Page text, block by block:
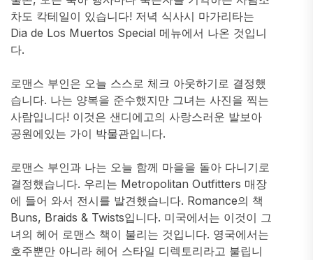
차도 칵테일이 있습니다! 저녁 식사시 마가리타는
Dia de Los Muertos Special 메뉴에서 나온 것입니
다.
로맨스 부인은 오늘 스스로 체크 아웃하기로 결정했
습니다. 나는 양복을 준수했지만 그녀는 사진을 찍는
사람입니다! 이것은 샌디에고의 사랑스러운 발보아
공원에있는 가이 박물관입니다.
로맨스 부인과 나는 오늘 함께 마을을 돌아 다니기로
결정했습니다. 우리는 Metropolitan Outfitters 매장
에 들어 와서 전시를 발견했습니다. Romance의 책
Buns, Braids & Twists입니다. 미국에서는 이것이 그
녀의 헤어 로맨스 책이 불리는 것입니다. 영국에서는
호주뿐만 아니라 헤어 스타일 디렉토리라고 불립니